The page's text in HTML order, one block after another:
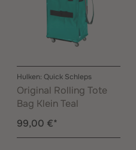
Hulken: Quick Schleps
Original Rolling Tote
Bag Klein Teal
99,00 €*